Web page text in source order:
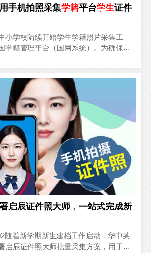
手机拍照采集学籍平台学生证件
小学校陆续开始学生学籍照片采集工
学籍管理平台（国网系统）。为确保照
启辰证件照大师，一站式完成新
随着新学期新生建档工作启动，华中某
启辰证件照大师批量采集方案，用于新